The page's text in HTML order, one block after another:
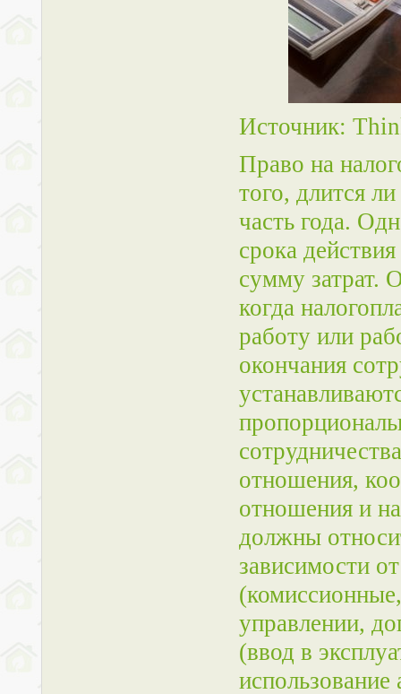
Источник:
Право на
того, длится
часть года.
срока
сумму затрат.
когда
работу или
окончания
отношения,
отношения и
должны
зависимости
управлении,
(ввод в
использование